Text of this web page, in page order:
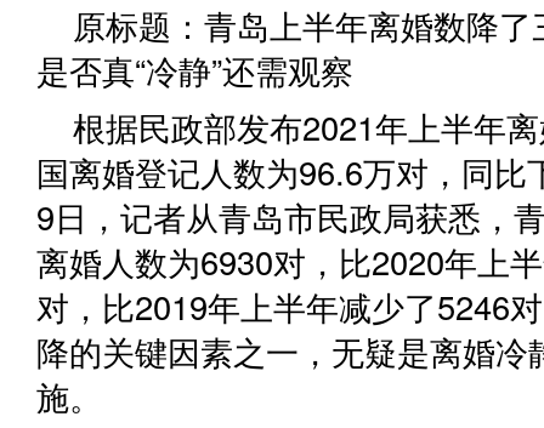
原标题：青岛上半年离婚数降
是否真“冷静”还需观察
根据民政部发布2021年上半年
国离婚登记人数为96.6万对，同比
9日，记者从青岛市民政局获悉，
离婚人数为6930对，比2020年上
对，比2019年上半年减少了5246
降的关键因素之一，无疑是离婚冷
施。